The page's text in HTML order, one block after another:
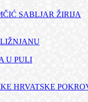
SABLJAR ŽIRIJA
U PULI
HRVATSKE